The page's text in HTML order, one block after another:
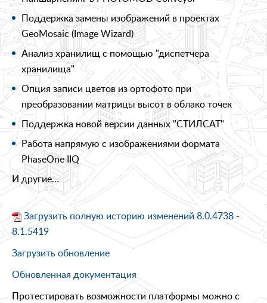
Поддержка замены изображений в проектах
GeoMosaic (Image Wizard)
Анализ хранилищ с помощью "диспетчера
хранилища"
Опция записи цветов из ортофото при
преобразовании матрицы высот в облако точек
Поддержка новой версии данных "СТИЛСАТ"
Работа напрямую с изображениями формата
PhaseOne IIQ
И другие…
Загрузить полную историю изменений 8.0.4738 -
8.1.5419
Загрузить обновление
Обновленная документация
Протестировать возможности платформы можно с